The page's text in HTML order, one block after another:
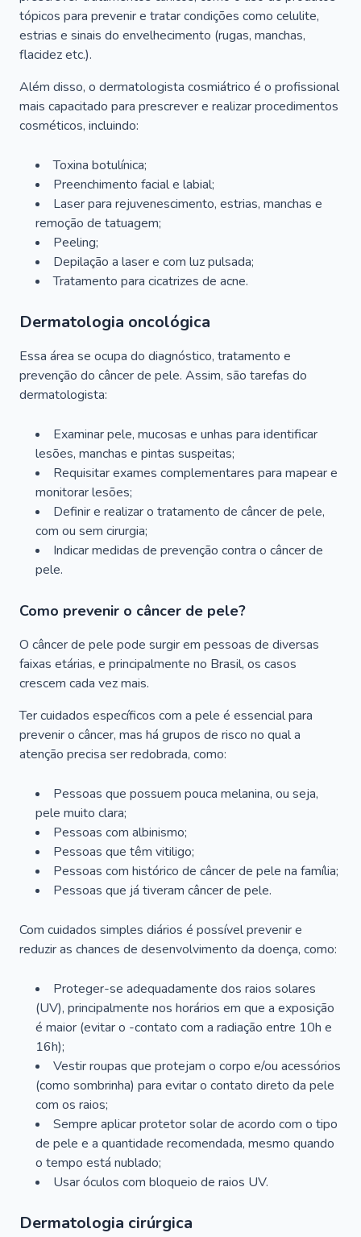
tópicos para prevenir e tratar condições como celulite,
estrias e sinais do envelhecimento (rugas, manchas,
flacidez etc.).
Além disso, o dermatologista cosmiátrico é o profissional
mais capacitado para prescrever e realizar procedimentos
cosméticos, incluindo:
Toxina botulínica;
Preenchimento facial e labial;
Laser para rejuvenescimento, estrias, manchas e
remoção de tatuagem;
Peeling;
Depilação a laser e com luz pulsada;
Tratamento para cicatrizes de acne.
Dermatologia oncológica
Essa área se ocupa do diagnóstico, tratamento e
prevenção do câncer de pele. Assim, são tarefas do
dermatologista:
Examinar pele, mucosas e unhas para identificar
lesões, manchas e pintas suspeitas;
Requisitar exames complementares para mapear e
monitorar lesões;
Definir e realizar o tratamento de câncer de pele,
com ou sem cirurgia;
Indicar medidas de prevenção contra o câncer de
pele.
Como prevenir o câncer de pele?
O câncer de pele pode surgir em pessoas de diversas
faixas etárias, e principalmente no Brasil, os casos
crescem cada vez mais.
Ter cuidados específicos com a pele é essencial para
prevenir o câncer, mas há grupos de risco no qual a
atenção precisa ser redobrada, como:
Pessoas que possuem pouca melanina, ou seja,
pele muito clara;
Pessoas com albinismo;
Pessoas que têm vitiligo;
Pessoas com histórico de câncer de pele na família;
Pessoas que já tiveram câncer de pele.
Com cuidados simples diários é possível prevenir e
reduzir as chances de desenvolvimento da doença, como:
Proteger-se adequadamente dos raios solares
(UV), principalmente nos horários em que a exposição
é maior (evitar o -contato com a radiação entre 10h e
16h);
Vestir roupas que protejam o corpo e/ou acessórios
(como sombrinha) para evitar o contato direto da pele
com os raios;
Sempre aplicar protetor solar de acordo com o tipo
de pele e a quantidade recomendada, mesmo quando
o tempo está nublado;
Usar óculos com bloqueio de raios UV.
Dermatologia cirúrgica